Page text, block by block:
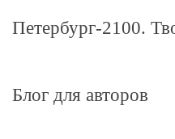
Петербург-2100.
Блог для авторов